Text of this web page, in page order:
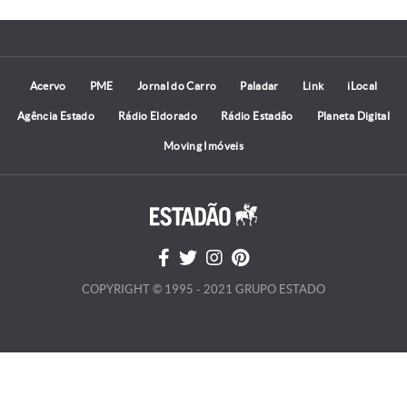
Acervo PME Jornal do Carro Paladar Link iLocal
Agência Estado Rádio Eldorado Rádio Estadão Planeta Digital
Moving Imóveis
COPYRIGHT © 1995 - 2021 GRUPO ESTADO